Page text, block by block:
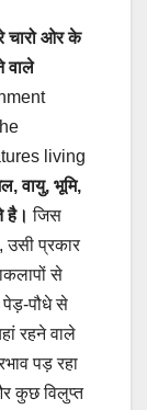
चारो ओर के
वाले
living
वायु, भूमि,
है। जिस
उसी प्रकार
से
पेड़-पौधे से
रहने वाले
पड़ रहा
कुछ विलुप्त